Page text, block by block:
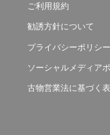
ご利用規約
勧誘方針について
プライバシーポリシー
ソーシャルメディア
古物営業法に基づく